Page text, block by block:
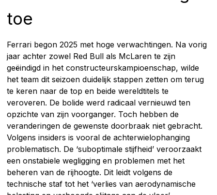
toe
Ferrari begon 2025 met hoge verwachtingen. Na vorig
jaar achter zowel Red Bull als McLaren te zijn
geëindigd in het constructeurskampioenschap, wilde
het team dit seizoen duidelijk stappen zetten om terug
te keren naar de top en beide wereldtitels te
veroveren. De bolide werd radicaal vernieuwd ten
opzichte van zijn voorganger. Toch hebben de
veranderingen de gewenste doorbraak niet gebracht.
Volgens insiders is vooral de achterwielophanging
problematisch. De ‘suboptimale stijfheid’ veroorzaakt
een onstabiele wegligging en problemen met het
beheren van de rijhoogte. Dit leidt volgens de
technische staf tot het ‘verlies van aerodynamische